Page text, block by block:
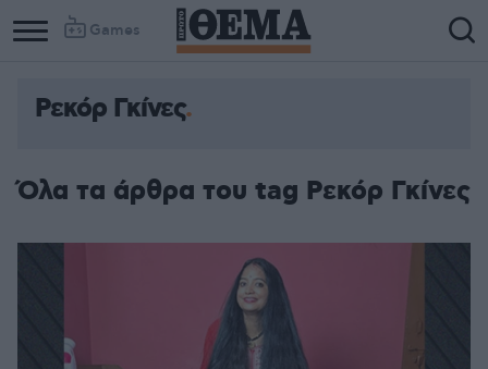
Games
Ρεκόρ Γκίνες
Όλα τα άρθρα του tag Ρεκόρ Γκίνες